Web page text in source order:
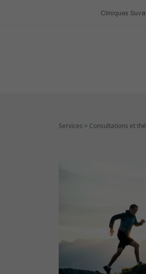
Cliniques Suva
Services > Consultations et